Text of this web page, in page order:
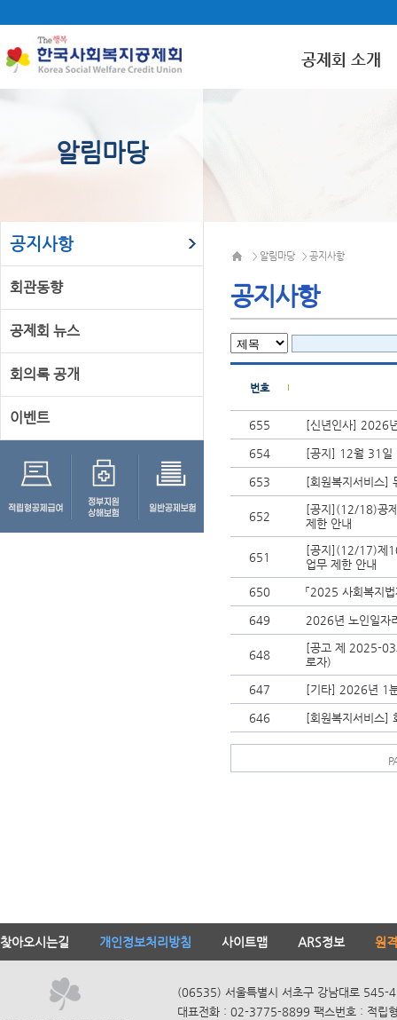
공제회 소개
알림마당
공지사항
회관동향
공제회 뉴스
회의록 공개
이벤트
> 알림마당 > 공지사항
공지사항
번호
655 [신년인사] 2026
654 [공지] 12월 31일
653 [회원복지서비스]
652
[공지](12/18)공
제한 안내
651
[공지](12/17)제
업무 제한 안내
650 「2025 사회복지
649 2026년 노인일자
648
[공고 제 2025-03
로자)
647 [기타] 2026년 1
646 [회원복지서비스]
찾아오시는길 개인정보처리방침 사이트맵 ARS정보 원
(06535) 서울특별시 서초구 강남대로 545-
대표전화 : 02-3775-8899 팩스번호 : 적립